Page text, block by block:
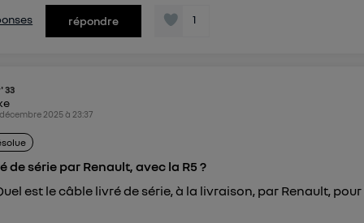
répondre 1
33
décembre 2025à 23:37
de série par Renault, avec la R5 ?
est le câble livré de série, à la livraison, par Renault, pour
personnelles d'Utiq